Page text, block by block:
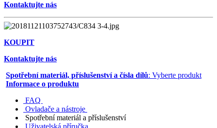
Kontaktujte nás
KOUPIT
Kontaktujte nás
Spotřební materiál, příslušenství a čísla dílů: Vyberte produkt
Informace o produktu
FAQ
Ovladače a nástroje
Spotřební materiál a příslušenství
Uživatelská příručka